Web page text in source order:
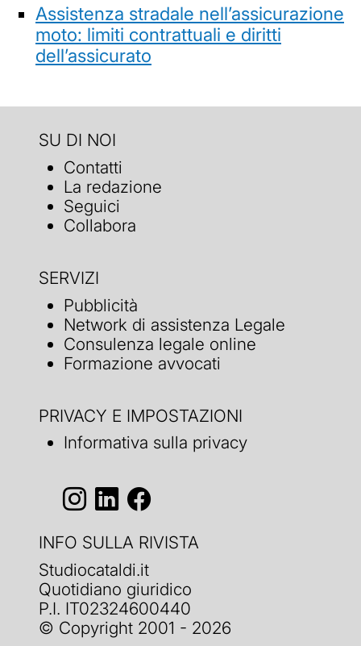
Assistenza stradale nell’assicurazione
moto: limiti contrattuali e diritti
dell’assicurato
SU DI NOI
Contatti
La redazione
Seguici
Collabora
SERVIZI
Pubblicità
Network di assistenza Legale
Consulenza legale online
Formazione avvocati
PRIVACY E IMPOSTAZIONI
Informativa sulla privacy
INFO SULLA RIVISTA
Studiocataldi.it
Quotidiano giuridico
P.I. IT02324600440
© Copyright 2001 - 2026